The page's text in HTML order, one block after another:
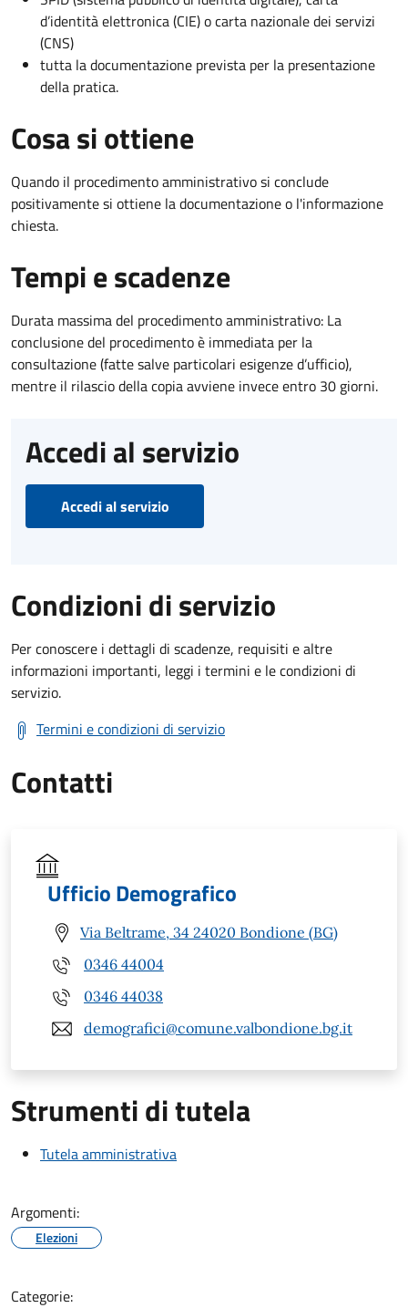
d’identità elettronica (CIE) o carta nazionale dei servizi
(CNS)
tutta la documentazione prevista per la presentazione
della pratica.
Cosa si ottiene
Quando il procedimento amministrativo si conclude
positivamente si ottiene la documentazione o l'informazione
chiesta.
Tempi e scadenze
Durata massima del procedimento amministrativo: La
conclusione del procedimento è immediata per la
consultazione (fatte salve particolari esigenze d’ufficio),
mentre il rilascio della copia avviene invece entro 30 giorni.
Accedi al servizio
Accedi al servizio
Condizioni di servizio
Per conoscere i dettagli di scadenze, requisiti e altre
informazioni importanti, leggi i termini e le condizioni di
servizio.
Termini e condizioni di servizio
Contatti
Ufficio Demografico
Via Beltrame, 34 24020 Bondione (BG)
0346 44004
0346 44038
demografici@comune.valbondione.bg.it
Strumenti di tutela
Tutela amministrativa
Argomenti:
Elezioni
Categorie: